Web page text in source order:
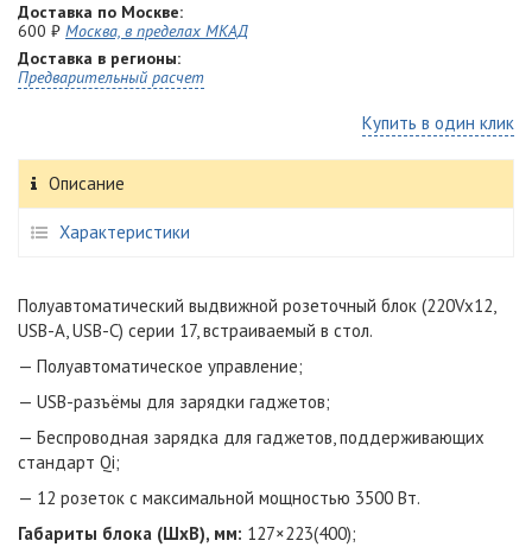
Доставка по Москве:
600 ₽ Москва, в пределах МКАД
Доставка в регионы:
Предварительный расчет
Купить в один клик
Описание
Характеристики
Полуавтоматический выдвижной розеточный блок (220Vx12,
USB-A, USB-C) серии 17, встраиваемый в стол.
— Полуавтоматическое управление;
— USB-разъёмы для зарядки гаджетов;
— Беспроводная зарядка для гаджетов, поддерживающих
стандарт Qi;
— 12 розеток с максимальной мощностью 3500 Вт.
Габариты блока (ШxВ), мм: 127×223(400);